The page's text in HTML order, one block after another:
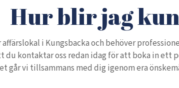
Hur blir jag
i Kungsbacka och behöver
du kontaktar oss redan idag för att boka in ett
går vi tillsammans med dig igenom era